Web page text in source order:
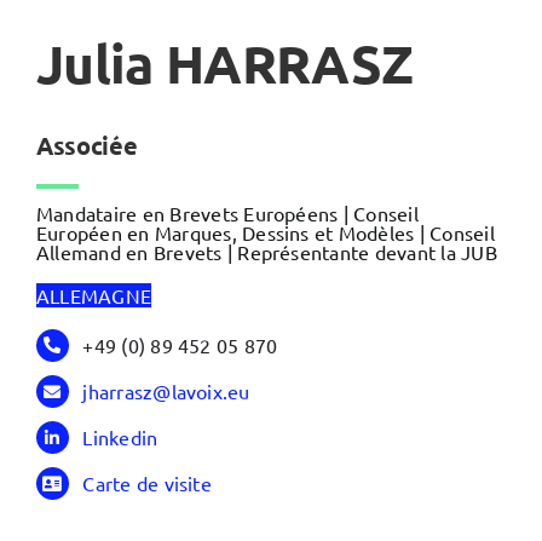
Julia HARRASZ
Associée
Mandataire en Brevets Européens | Conseil
Européen en Marques, Dessins et Modèles | Conseil
Allemand en Brevets | Représentante devant la JUB
ALLEMAGNE
+49 (0) 89 452 05 870
jharrasz@lavoix.eu
Linkedin
Carte de visite